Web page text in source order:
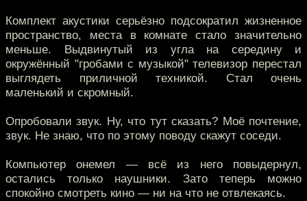
Комплект акустики серьёзно подсократил жизненное
пространство, места в комнате стало значительно
меньше. Выдвинутый из угла на середину и
окружённый "гробами с музыкой" телевизор перестал
выглядеть приличной техникой. Стал очень
маленький и скромный.
Опробовали звук. Ну, что тут сказать? Моё почтение,
звук. Не знаю, что по этому поводу скажут соседи.
Компьютер онемел — всё из него повыдернул,
остались только наушники. Зато теперь можно
спокойно смотреть кино — ни на что не отвлекаясь.